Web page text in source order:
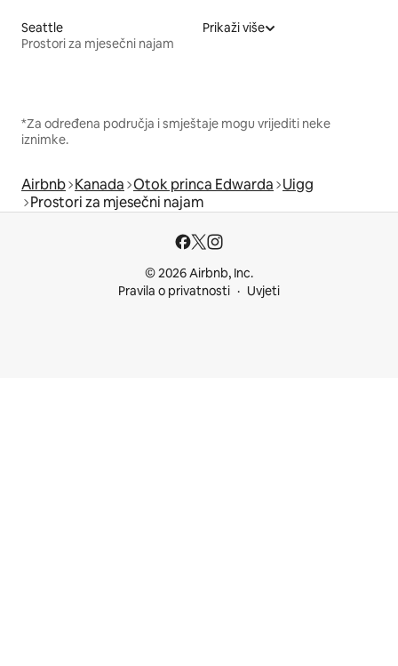
Seattle
Prostori za mjesečni najam
Prikaži više
*Za određena područja i smještaje mogu vrijediti neke
iznimke.
Airbnb Kanada Otok princa Edwarda Uigg
Prostori za mjesečni najam
© 2026 Airbnb, Inc.
Pravila o privatnosti
Uvjeti